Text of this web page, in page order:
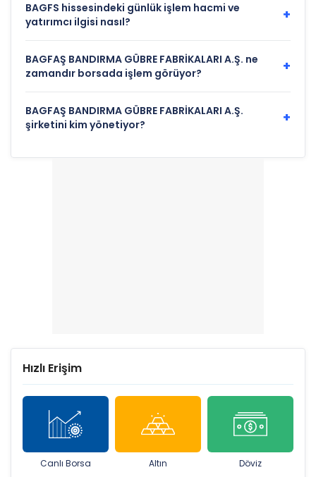
BAGFS hissesindeki günlük işlem hacmi ve
yatırımcı ilgisi nasıl?
+
BAGFAŞ BANDIRMA GÜBRE FABRİKALARI A.Ş. ne
zamandır borsada işlem görüyor?
+
BAGFAŞ BANDIRMA GÜBRE FABRİKALARI A.Ş.
şirketini kim yönetiyor?
+
Hızlı Erişim
Canlı Borsa Altın Döviz